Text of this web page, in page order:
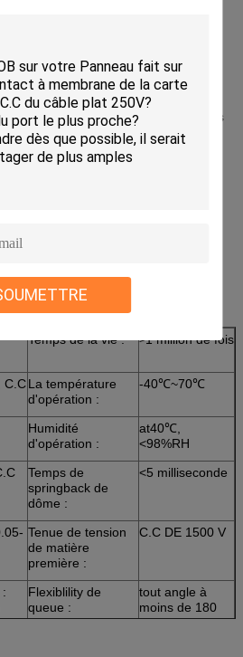
dans la communication, le contrôle
le GPS, les enfants
de lecture électronique, les diverses
et des appareils, machine
médical, équipement électronique
d'entretien de machine,
électroniques et etc.
contact à membrane
Temps de la vie : >1 million de fois
C.CLa température
d'opération :
-40℃~70℃
Humidité
d'opération :
at40℃,
<98%RH
Temps de
springback de
dôme :
<5 milliseconde
Tenue de tension
de matière
première :
C.C DE 1500 V
Flexiblility de
queue :
tout angle à
moins de 180
degrés